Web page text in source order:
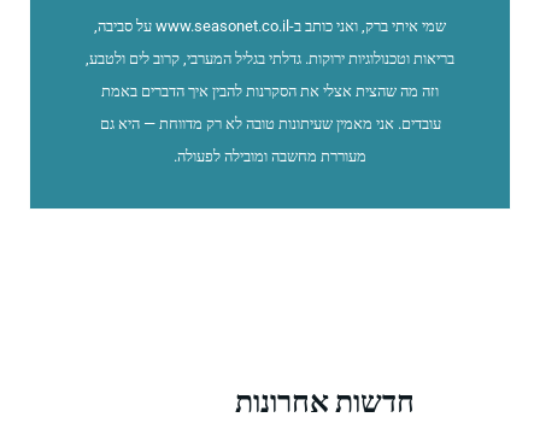
שמי איתי ברק, ואני כותב ב-www.seasonet.co.il על סביבה,
בריאות וטכנולוגיות ירוקות. גדלתי בגליל המערבי, קרוב לים ולטבע,
וזה מה שהצית אצלי את הסקרנות להבין איך הדברים באמת
עובדים. אני מאמין שעיתונות טובה לא רק מדווחת — היא גם
מעוררת מחשבה ומובילה לפעולה.
חדשות אחרונות